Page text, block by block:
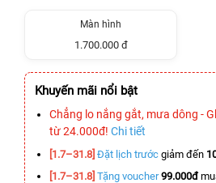
Màn hình
1.700.000 đ
Khuyến mãi nổi bật
Chẳng lo nắng gắt, mưa dông -
từ 24.000đ! Chi tiết
[1.7–31.8] Đặt lịch trước giảm đến
[1.7–31.8] Tặng voucher 99.000đ